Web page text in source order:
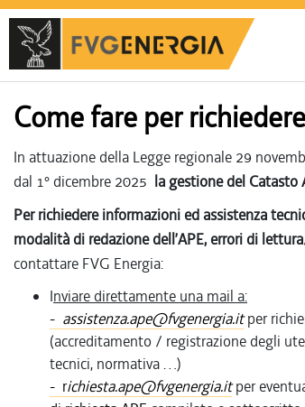
Come fare per
In attuazione della Legge regionale 29
dal 1° dicembre 2025 la gestione del Catasto
Per richiedere informazioni ed assistenza
modalità di redazione dell’APE, errori di
contattare FVG Energia:
Inviare direttamente una mail a:
- assistenza.ape@fvgenergia.itper
(accreditamento / registrazione degli
tecnici, normativa …)
- richiesta.ape@fvgenergia.itper